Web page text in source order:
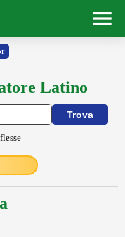
Latino